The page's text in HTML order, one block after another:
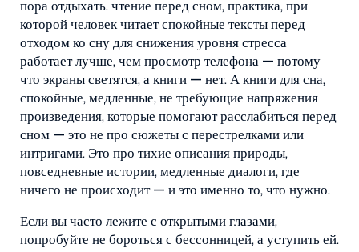
пора отдыхать. чтение перед сном, практика, при
которой человек читает спокойные тексты перед
отходом ко сну для снижения уровня стресса
работает лучше, чем просмотр телефона — потому
что экраны светятся, а книги — нет. А книги для сна,
спокойные, медленные, не требующие напряжения
произведения, которые помогают расслабиться перед
сном — это не про сюжеты с перестрелками или
интригами. Это про тихие описания природы,
повседневные истории, медленные диалоги, где
ничего не происходит — и это именно то, что нужно.
Если вы часто лежите с открытыми глазами,
попробуйте не бороться с бессонницей, а уступить ей.